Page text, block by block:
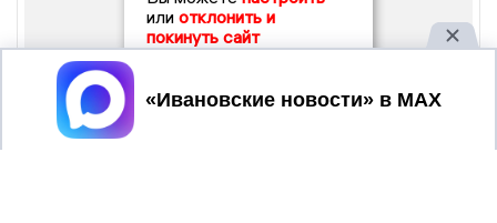
или отклонить и
покинуть сайт
Принять